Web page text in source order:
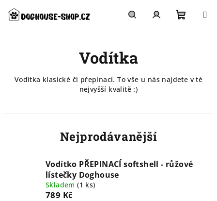
obsah
Vodítka
Vodítka klasické či přepínací. To vše u nás najdete v té
nejvyšší kvalitě :)
Nejprodávanější
Vodítko PŘEPINACÍ softshell - růžové
lístečky Doghouse
Skladem(1 ks)
789 Kč